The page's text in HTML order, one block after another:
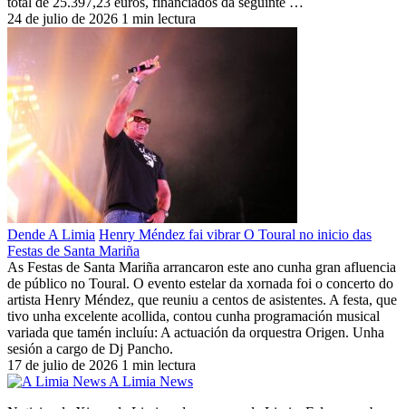
24 de julio de 2026 1 min lectura
Dende A Limia Henry Méndez fai vibrar O Toural no inicio das
Festas de Santa Mariña
As Festas de Santa Mariña arrancaron este ano cunha gran afluencia
de público no Toural. O evento estelar da xornada foi o concerto do
artista Henry Méndez, que reuniu a centos de asistentes. A festa, que
tivo unha excelente acollida, contou cunha programación musical
variada que tamén incluíu: A actuación da orquestra Origen. Unha
sesión a cargo de Dj Pancho.
17 de julio de 2026 1 min lectura
A Limia News